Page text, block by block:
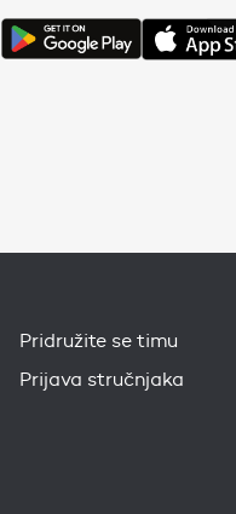
Pridružite se timu
Prijava stručnjaka